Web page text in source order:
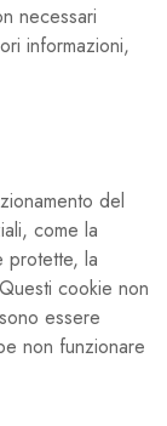
necessari
informazioni,
del
come la
protette, la
cookie non
essere
non funzionare